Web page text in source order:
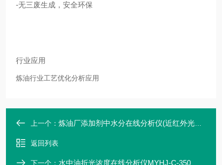
-无三废生成，安全环保
行业应用
炼油行业工艺优化分析应用
上一个： 炼油厂添加剂中水分在线分析仪(近红外光散射)
返回列表
下一个： 水中油折光浓度在线分析仪MYHJ-C-350